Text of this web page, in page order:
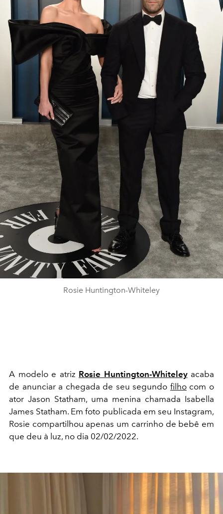
Rosie Huntington-Whiteley
A modelo e atriz Rosie Huntington-Whiteleyacaba
de anunciar a chegada de seu segundo filhocom o
ator Jason Statham, uma menina chamada Isabella
James Statham. Em foto publicada em seu Instagram,
Rosie compartilhou apenas um carrinho de bebê em
que deu à luz, no dia 02/02/2022.